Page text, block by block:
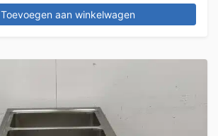
Toevoegen aan winkelwagen